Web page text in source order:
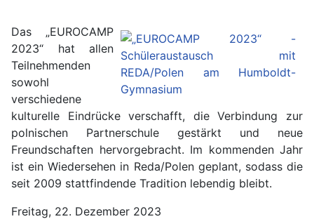
Das „EUROCAMP
2023“ hat allen
Teilnehmenden
sowohl
verschiedene
kulturelle Eindrücke verschafft, die Verbindung zur
polnischen Partnerschule gestärkt und neue
Freundschaften hervorgebracht. Im kommenden Jahr
ist ein Wiedersehen in Reda/Polen geplant, sodass die
seit 2009 stattfindende Tradition lebendig bleibt.
Freitag, 22. Dezember 2023